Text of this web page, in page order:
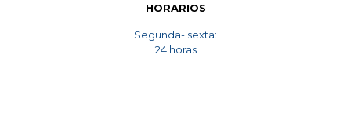
HORARIOS
Segunda- sexta:
24 horas